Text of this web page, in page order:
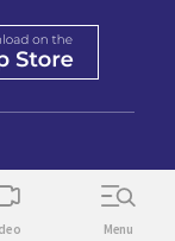
Menu